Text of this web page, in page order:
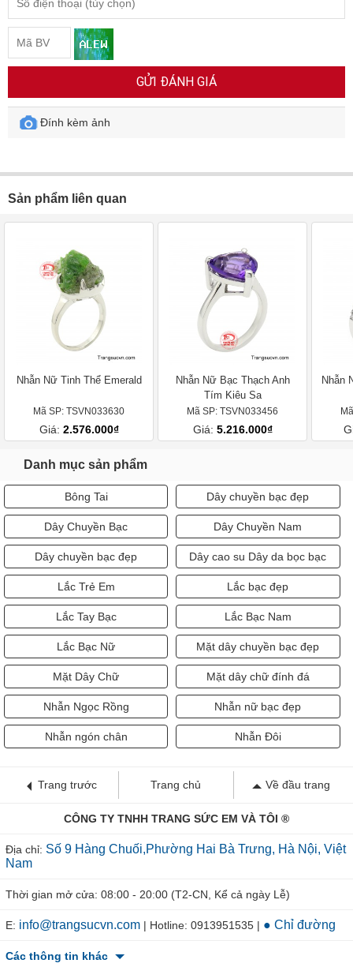
GỬI ĐÁNH GIÁ
Đính kèm ảnh
Sản phẩm liên quan
Nhẫn Nữ Tinh Thể Emerald
Mã SP: TSVN033630
Giá: 2.576.000₫
Nhẫn Nữ Bạc Thạch Anh
Tím Kiêu Sa
Mã SP: TSVN033456
Giá: 5.216.000₫
Nhẫn
Danh mục sản phẩm
Bông Tai Dây chuyền bạc đẹp
Dây Chuyền Bạc Dây Chuyền Nam
Dây chuyền bạc đẹp Dây cao su Dây da bọc bạc
Lắc Trẻ Em Lắc bạc đẹp
Lắc Tay Bạc Lắc Bạc Nam
Lắc Bạc Nữ Mặt dây chuyền bạc đẹp
Mặt Dây Chữ Mặt dây chữ đính đá
Nhẫn Ngọc Rồng Nhẫn nữ bạc đẹp
Nhẫn ngón chân Nhẫn Đôi
Trang trước Trang chủ Về đầu trang
CÔNG TY TNHH TRANG SỨC EM VÀ TÔI ®
Địa chỉ: Số 9 Hàng Chuối,Phường Hai Bà Trưng, Hà Nội, Việt
Nam
Thời gian mở cửa: 08:00 - 20:00 (T2-CN, Kể cả ngày Lễ)
E: info@trangsucvn.com | Hotline: 0913951535 | ● Chỉ đường
Các thông tin khác